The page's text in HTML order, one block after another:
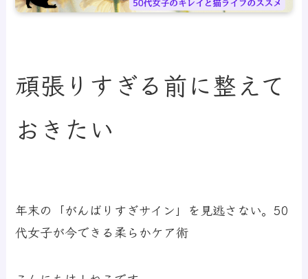
頑張りすぎる前に整えて
おきたい
年末の「がんばりすぎサイン」を見逃さない。50
代女子が今できる柔らかケア術